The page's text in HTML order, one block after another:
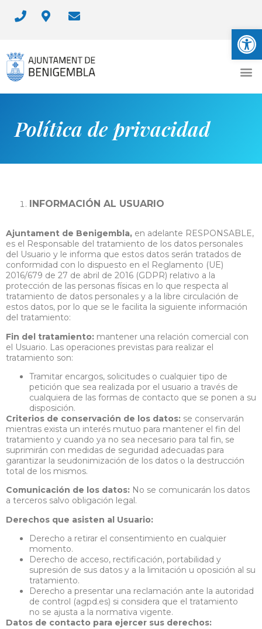
Abrir
Política de privacidad
INFORMACIÓN AL USUARIO
Ajuntament de Benigembla, en adelante RESPONSABLE,
es el Responsable del tratamiento de los datos personales
del Usuario y le informa que estos datos serán tratados de
conformidad con lo dispuesto en el Reglamento (UE)
2016/679 de 27 de abril de 2016 (GDPR) relativo a la
protección de las personas físicas en lo que respecta al
tratamiento de datos personales y a la libre circulación de
estos datos, por lo que se le facilita la siguiente información
del tratamiento:
Fin del tratamiento: mantener una relación comercial con
el Usuario. Las operaciones previstas para realizar el
tratamiento son:
Tramitar encargos, solicitudes o cualquier tipo de
petición que sea realizada por el usuario a través de
cualquiera de las formas de contacto que se ponen a su
disposición.
Criterios de conservación de los datos: se conservarán
mientras exista un interés mutuo para mantener el fin del
tratamiento y cuando ya no sea necesario para tal fin, se
suprimirán con medidas de seguridad adecuadas para
garantizar la seudonimización de los datos o la destrucción
total de los mismos.
Comunicación de los datos: No se comunicarán los datos
a terceros salvo obligación legal.
Derechos que asisten al Usuario:
Derecho a retirar el consentimiento en cualquier
momento.
Derecho de acceso, rectificación, portabilidad y
supresión de sus datos y a la limitación u oposición al su
tratamiento.
Derecho a presentar una reclamación ante la autoridad
de control (agpd.es) si considera que el tratamiento
no se ajusta a la normativa vigente.
Datos de contacto para ejercer sus derechos: